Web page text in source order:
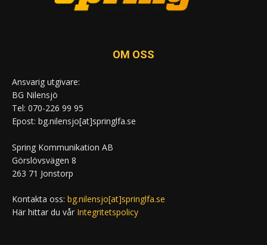
OM OSS
Ansvarig utgivare:
BG Nilensjö
Tel: 070-226 99 95
Epost: bg.nilensjo[at]springlfa.se
Spring Kommunikation AB
Görslövsvägen 8
263 71 Jonstorp
Kontakta oss: bg.nilensjo[at]springlfa.se
Här hittar du vår Integritetspolicy